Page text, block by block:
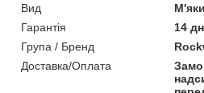
Вид
Гарантія
14
Група / Бренд
Доставка/Оплата